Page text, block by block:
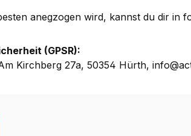
anegzogen wird, kannst du dir in
(GPSR):
Kirchberg 27a, 50354 Hürth,